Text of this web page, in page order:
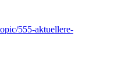
555-aktuellere-